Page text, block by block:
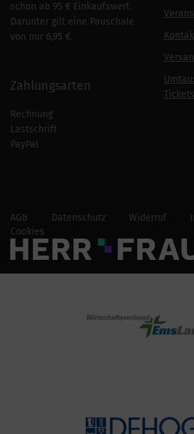
schon ab 95 € Einkaufswert.
Darunter gilt eine Pauschale
von nur 6,95 €.
Zahlungsarten
Rechnung
Lastschrift
PayPal
Tickets
AGB Datenschutz Widerruf
Cookies